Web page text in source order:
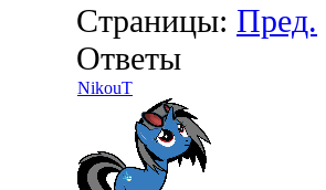
Страницы: Пред.
Ответы
NikouT